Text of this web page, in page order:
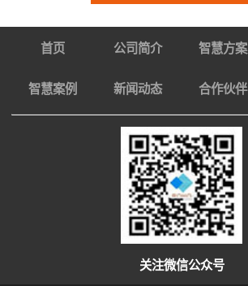
首页 公司简介 智慧方案
智慧案例 新闻动态 合作伙伴
关注微信公众号